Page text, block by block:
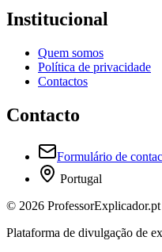
Institucional
Quem somos
Política de privacidade
Contactos
Contacto
Formulário de
Portugal
© 2026
Plataforma de divulgação de